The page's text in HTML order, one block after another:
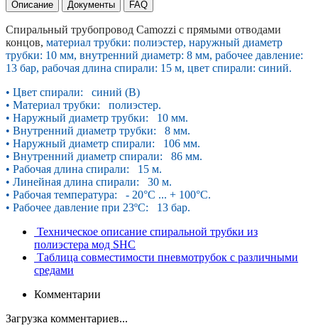
Описание Документы FAQ
Спиральный трубопровод Camozzi с прямыми отводами
концов, материал трубки: полиэстер, наружный диаметр
трубки: 10 мм, внутренний диаметр: 8 мм, рабочее давление:
13 бар, рабочая длина спирали: 15 м, цвет спирали: синий.
• Цвет спирали: синий (B)
• Материал трубки: полиэстер.
• Наружный диаметр трубки: 10 мм.
• Внутренний диаметр трубки: 8 мм.
• Наружный диаметр спирали: 106 мм.
• Внутренний диаметр спирали: 86 мм.
• Рабочая длина спирали: 15 м.
• Линейная длина спирали: 30 м.
• Рабочая температура: - 20°С ... + 100°С.
• Рабочее давление при 23ºС: 13 бар.
Техническое описание спиральной трубки из
полиэстера мод SHC
Таблица совместимости пневмотрубок с различными
средами
Комментарии
Загрузка комментариев...